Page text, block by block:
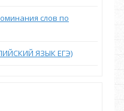
слов по
ЯЗЫК ЕГЭ)